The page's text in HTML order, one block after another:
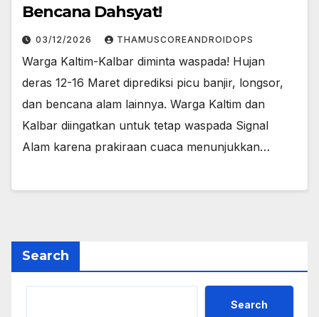
Bencana Dahsyat!
03/12/2026 THAMUSCOREANDROIDOPS
Warga Kaltim-Kalbar diminta waspada! Hujan
deras 12-16 Maret diprediksi picu banjir, longsor,
dan bencana alam lainnya. Warga Kaltim dan
Kalbar diingatkan untuk tetap waspada Signal
Alam karena prakiraan cuaca menunjukkan…
Search
Search